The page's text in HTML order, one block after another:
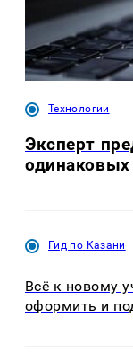
Технологии
Эксперт
одинаковых
Гид по Казани
Всё к новому
оформить и